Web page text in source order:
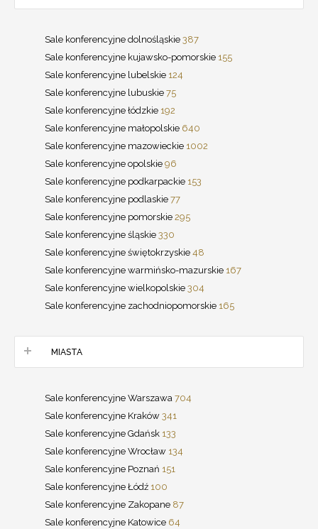
Sale konferencyjne dolnośląskie 387
Sale konferencyjne kujawsko-pomorskie 155
Sale konferencyjne lubelskie 124
Sale konferencyjne lubuskie 75
Sale konferencyjne łódzkie 192
Sale konferencyjne małopolskie 640
Sale konferencyjne mazowieckie 1002
Sale konferencyjne opolskie 96
Sale konferencyjne podkarpackie 153
Sale konferencyjne podlaskie 77
Sale konferencyjne pomorskie 295
Sale konferencyjne śląskie 330
Sale konferencyjne świętokrzyskie 48
Sale konferencyjne warmińsko-mazurskie 167
Sale konferencyjne wielkopolskie 304
Sale konferencyjne zachodniopomorskie 165
MIASTA
Sale konferencyjne Warszawa 704
Sale konferencyjne Kraków 341
Sale konferencyjne Gdańsk 133
Sale konferencyjne Wrocław 134
Sale konferencyjne Poznań 151
Sale konferencyjne Łódź 100
Sale konferencyjne Zakopane 87
Sale konferencyjne Katowice 64